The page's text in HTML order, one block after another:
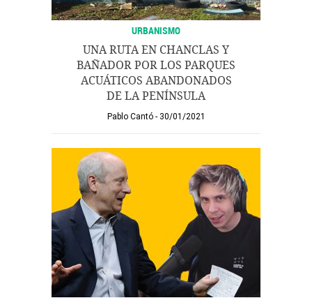
URBANISMO
UNA RUTA EN CHANCLAS Y
BAÑADOR POR LOS PARQUES
ACUÁTICOS ABANDONADOS
DE LA PENÍNSULA
Pablo Cantó 30/01/2021